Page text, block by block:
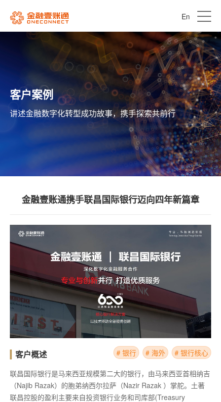
En
客户案例
讲述金融数字化转型成功故事，携手探索共前行
金融壹账通携手联昌国际银行迈向四年新篇章
客户概述 # 银行 # 海外 # 银行核心
联昌国际银行是马来西亚规模第二大的银行，由马来西亚首相纳吉
（Najib Razak）的胞弟纳西尔拉萨（Nazir Razak ）掌舵。土著
联昌控股的盈利主要来自投资银行业务和司库部(Treasury